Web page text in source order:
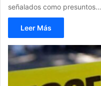
señalados como presuntos…
Leer Más